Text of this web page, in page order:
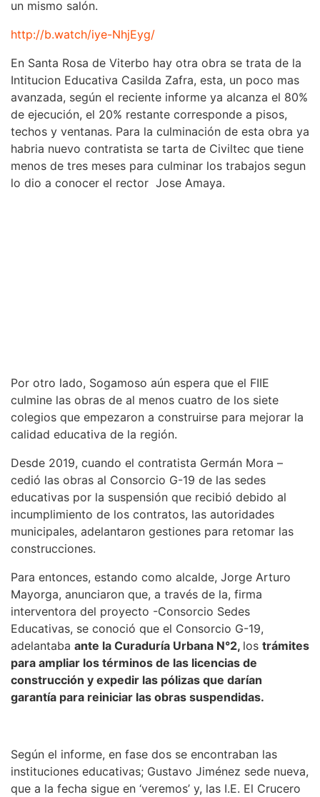
un mismo salón.
http://b.watch/iye-NhjEyg/
En Santa Rosa de Viterbo hay otra obra se trata de la
Intitucion Educativa Casilda Zafra, esta, un poco mas
avanzada, según el reciente informe ya alcanza el 80%
de ejecución, el 20% restante corresponde a pisos,
techos y ventanas. Para la culminación de esta obra ya
habria nuevo contratista se tarta de Civiltec que tiene
menos de tres meses para culminar los trabajos segun
lo dio a conocer el rector Jose Amaya.
Por otro lado, Sogamoso aún espera que el FIIE
culmine las obras de al menos cuatro de los siete
colegios que empezaron a construirse para mejorar la
calidad educativa de la región.
Desde 2019, cuando el contratista Germán Mora –
cedió las obras al Consorcio G-19 de las sedes
educativas por la suspensión que recibió debido al
incumplimiento de los contratos, las autoridades
municipales, adelantaron gestiones para retomar las
construcciones.
Para entonces, estando como alcalde, Jorge Arturo
Mayorga, anunciaron que, a través de la, firma
interventora del proyecto -Consorcio Sedes
Educativas, se conoció que el Consorcio G-19,
adelantaba ante la Curaduría Urbana N°2, los trámites
para ampliar los términos de las licencias de
construcción y expedir las pólizas que darían
garantía para reiniciar las obras suspendidas.
Según el informe, en fase dos se encontraban las
instituciones educativas; Gustavo Jiménez sede nueva,
que a la fecha sigue en ‘veremos’ y, las I.E. El Crucero